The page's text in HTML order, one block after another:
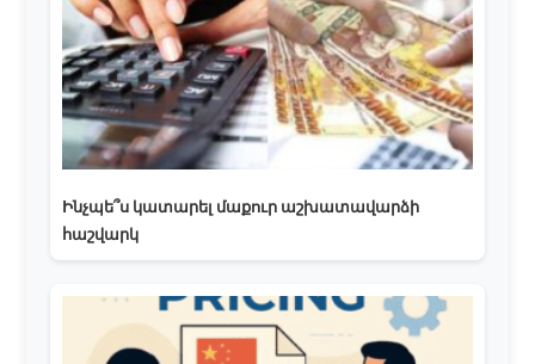
Ինչպե՞ս կատարել մաքուր աշխատավարձի
հաշվարկ